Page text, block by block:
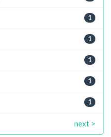
1
1
1
1
1
next >